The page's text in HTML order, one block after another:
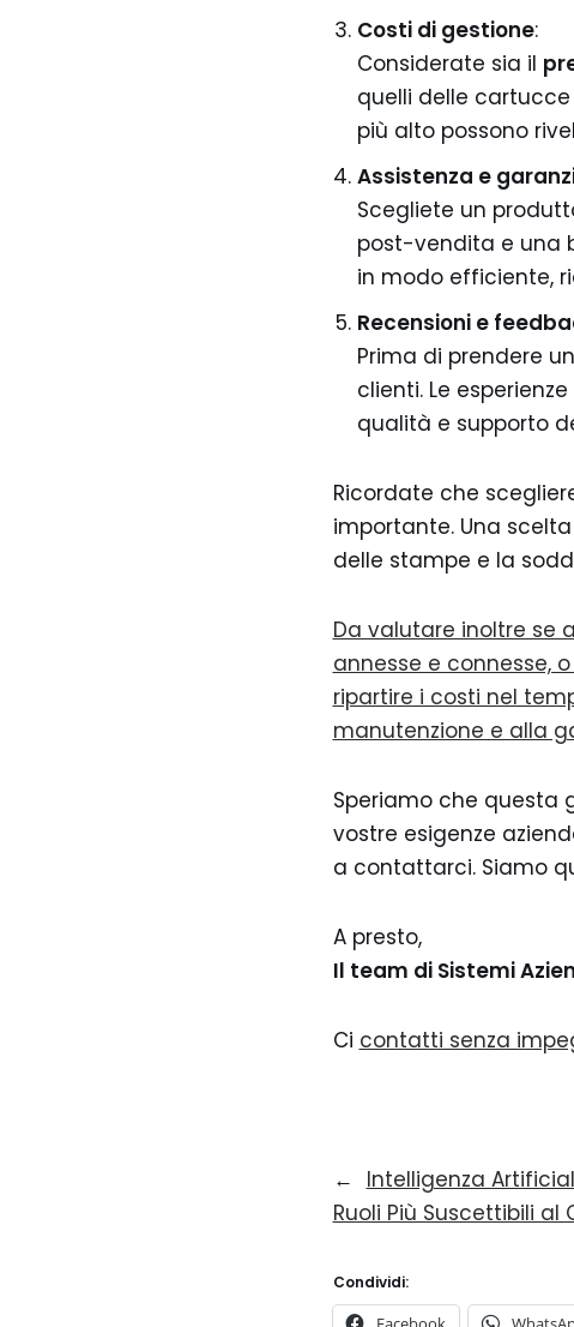
Costi di gestione:
Considerate sia il
quelli delle cartucce
più alto possono
Assistenza e
Scegliete un
post-vendita e una
in modo efficiente,
Recensioni e
Prima di prendere
clienti. Le
qualità e supporto
Ricordate che
importante. Una
delle stampe e la
Da valutare inoltre se
annesse e connesse,
ripartire i costi nel
manutenzione e alla
Speriamo che questa
vostre esigenze
a contattarci. Siamo
A presto,
Il team di Sistemi
Ci contatti senza
←
Intelligenza
Ruoli Più Suscettibili
Condividi: